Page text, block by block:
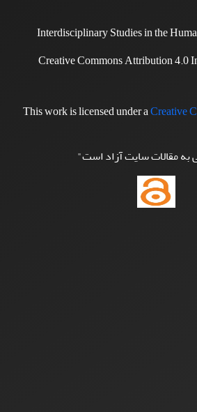
Interdisciplinary Studies in the
Creative Commons Attribution 4.0
This work is licensed under aCreative
مقالات سایت آزاد است"